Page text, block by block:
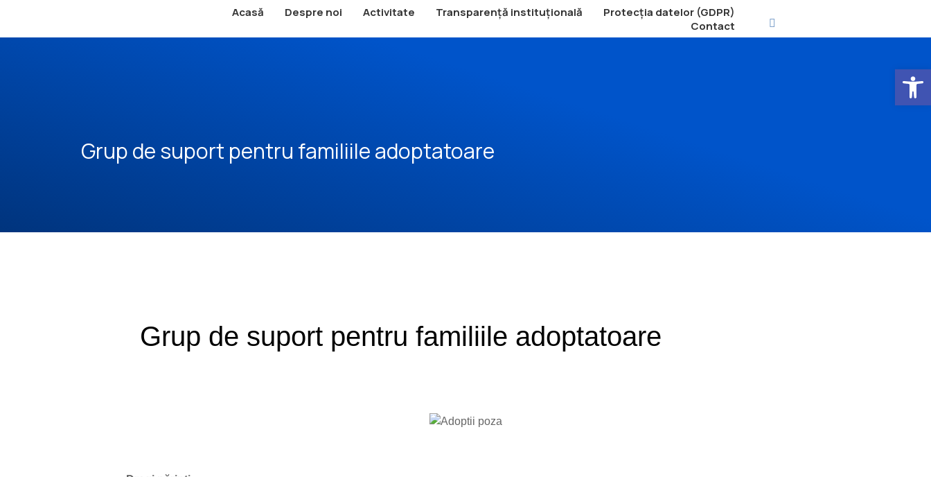
Acasă Despre noi Activitate Transparență instituțională
Protecția datelor (GDPR)
Contact
Grup de suport pentru familiile adoptatoare
Grup de suport pentru familiile adoptatoare